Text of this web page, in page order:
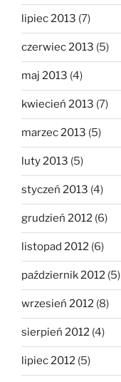
lipiec 2013 (7)
czerwiec 2013 (5)
maj 2013 (4)
kwiecień 2013 (7)
marzec 2013 (5)
luty 2013 (5)
styczeń 2013 (4)
grudzień 2012 (6)
listopad 2012 (6)
październik 2012 (5)
wrzesień 2012 (8)
sierpień 2012 (4)
lipiec 2012 (5)